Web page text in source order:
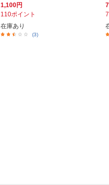
1,100円
110ポイント
在庫あり
(3)